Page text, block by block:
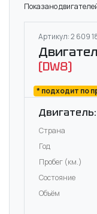
Показано двигателей
Артикул: 2 609
(DW8)
* подходит по
Двигатель:
Страна
Год
Пробег (км.)
Состояние
Объём